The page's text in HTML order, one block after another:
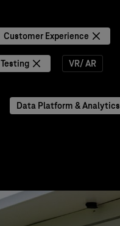
Customer Experience
Testing VR/ AR
Data Platform & Analytics